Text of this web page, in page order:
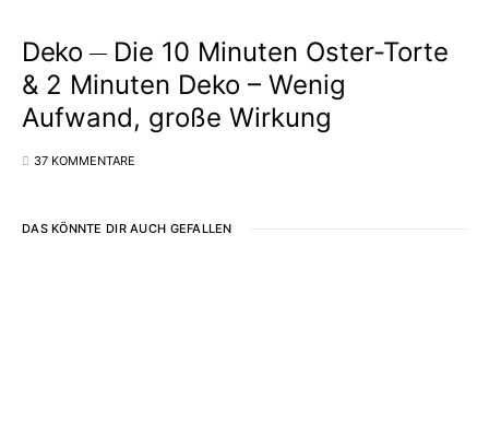
Deko
Die 10 Minuten Oster-Torte
& 2 Minuten Deko – Wenig
Aufwand, große Wirkung
37 KOMMENTARE
DAS KÖNNTE DIR AUCH GEFALLEN